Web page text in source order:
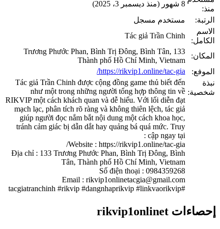
منذ:
8 شهور (منذ ديسمبر 3، 2025)
الرتبة:
مستخدم مسجل
الاسم
الكامل:
Tác giả Trần Chinh
المكان:
133 Trương Phước Phan, Bình Trị Đông, Bình Tân,
Thành phố Hồ Chí Minh, Vietnam
الموفع:
https://rikvip1.online/tac-gia/
نبذة
شخصية:
Tác giả Trần Chinh được cộng đồng game thủ biết đến
như một trong những người tổng hợp thông tin về
RIKVIP một cách khách quan và dễ hiểu. Với lối diễn đạt
mạch lạc, phân tích rõ ràng và không thiên lệch, tác giả
giúp người đọc nắm bắt nội dung một cách khoa học,
tránh cảm giác bị dẫn dắt hay quảng bá quá mức. Truy
cập ngay tại :
Website : https://rikvip1.online/tac-gia/
Địa chỉ : 133 Trương Phước Phan, Bình Trị Đông, Bình
Tân, Thành phố Hồ Chí Minh, Vietnam
Số điện thoại : 0984359268
Email : rikvip1onlinetacgia@gmail.com
#tacgiatranchinh #rikvip #dangnhaprikvip #linkvaorikvip
إحصاءات rikvip1onlinet